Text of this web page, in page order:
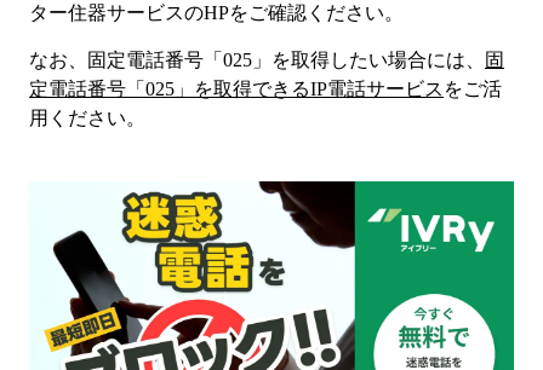
ター住器サービスのHPをご確認ください。
なお、固定電話番号「 025 」を取得したい場合には、
固
定電話番号「 025 」を取得できるIP電話サービス をご活
用ください。